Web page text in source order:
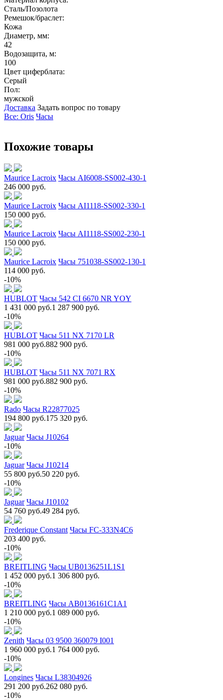
Сталь/Позолота
Ремешок/браслет:
Кожа
Диаметр, мм:
42
Водозащита, м:
100
Цвет циферблата:
Серый
Пол:
мужской
Доставка Задать вопрос по товару
Все: Oris Часы
Похожие товары
Maurice Lacroix Часы AI6008-SS002-430-1
246 000 руб.
Maurice Lacroix Часы AI1118-SS002-330-1
150 000 руб.
Maurice Lacroix Часы AI1118-SS002-230-1
150 000 руб.
Maurice Lacroix Часы 751038-SS002-130-1
114 000 руб.
-10%
HUBLOT Часы 542 CI 6670 NR YOY
1 431 000 руб.1 287 900 руб.
-10%
HUBLOT Часы 511 NX 7170 LR
981 000 руб.882 900 руб.
-10%
HUBLOT Часы 511 NX 7071 RX
981 000 руб.882 900 руб.
-10%
Rado Часы R22877025
194 800 руб.175 320 руб.
Jaguar Часы J10264
-10%
Jaguar Часы J10214
55 800 руб.50 220 руб.
-10%
Jaguar Часы J10102
54 760 руб.49 284 руб.
Frederique Constant Часы FC-333N4C6
203 400 руб.
-10%
BREITLING Часы UB0136251L1S1
1 452 000 руб.1 306 800 руб.
-10%
BREITLING Часы AB0136161C1A1
1 210 000 руб.1 089 000 руб.
-10%
Zenith Часы 03 9500 360079 I001
1 960 000 руб.1 764 000 руб.
-10%
Longines Часы L38304926
291 200 руб.262 080 руб.
-10%